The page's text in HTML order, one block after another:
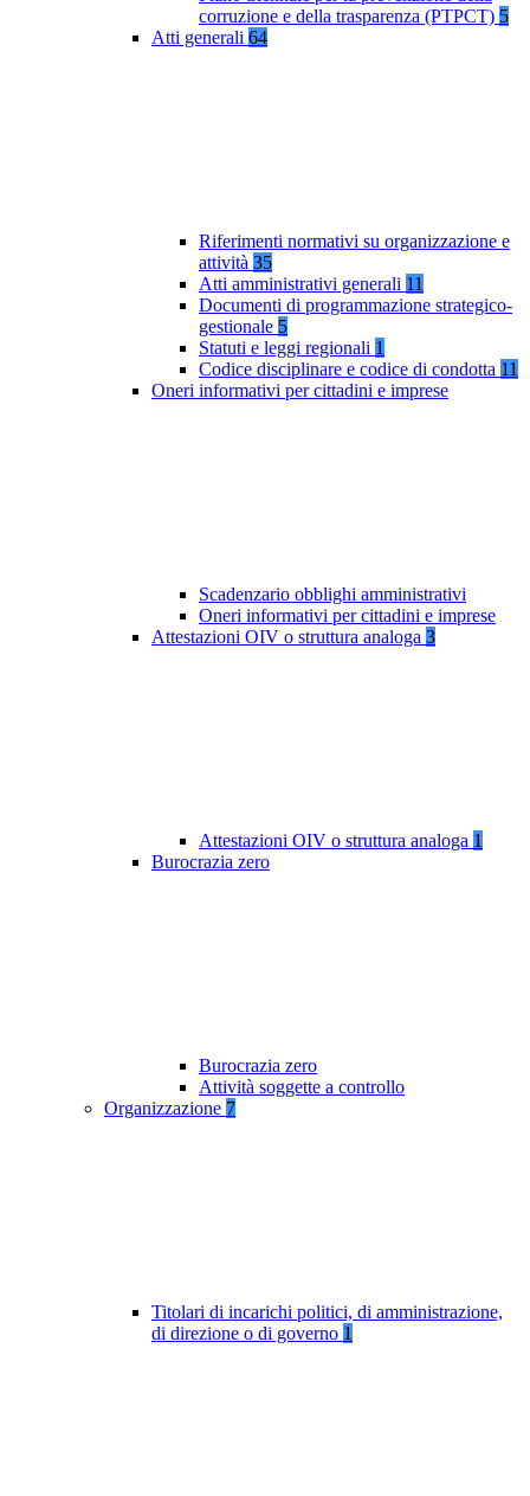
corruzione e della trasparenza (PTPCT) 5
Atti generali 64
Riferimenti normativi su organizzazione e
attività 35
Atti amministrativi generali 11
Documenti di programmazione strategico-
gestionale 5
Statuti e leggi regionali 1
Codice disciplinare e codice di condotta 11
Oneri informativi per cittadini e imprese
Scadenzario obblighi amministrativi
Oneri informativi per cittadini e imprese
Attestazioni OIV o struttura analoga 3
Attestazioni OIV o struttura analoga 1
Burocrazia zero
Burocrazia zero
Attività soggette a controllo
Organizzazione 7
Titolari di incarichi politici, di amministrazione,
di direzione o di governo 1